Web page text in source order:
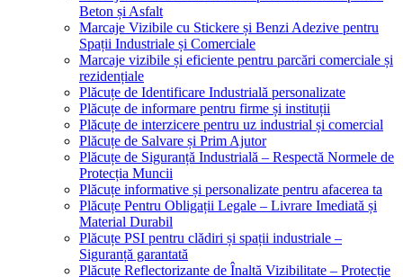
Beton și Asfalt
Marcaje Vizibile cu Stickere și Benzi Adezive pentru
Spații Industriale și Comerciale
Marcaje vizibile și eficiente pentru parcări comerciale și
rezidențiale
Plăcuțe de Identificare Industrială personalizate
Plăcuțe de informare pentru firme și instituții
Plăcuțe de interzicere pentru uz industrial și comercial
Plăcuțe de Salvare și Prim Ajutor
Plăcuțe de Siguranță Industrială – Respectă Normele de
Protecția Muncii
Plăcuțe informative și personalizate pentru afacerea ta
Plăcuțe Pentru Obligații Legale – Livrare Imediată și
Material Durabil
Plăcuțe PSI pentru clădiri și spații industriale –
Siguranță garantată
Plăcuțe Reflectorizante de Înaltă Vizibilitate – Protecție